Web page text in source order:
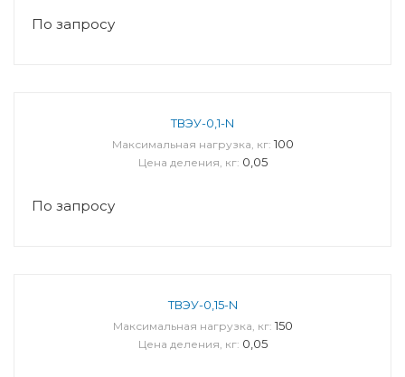
По запросу
ТВЭУ-0,1-N
Максимальная нагрузка, кг: 100
Цена деления, кг: 0,05
По запросу
ТВЭУ-0,15-N
Максимальная нагрузка, кг: 150
Цена деления, кг: 0,05